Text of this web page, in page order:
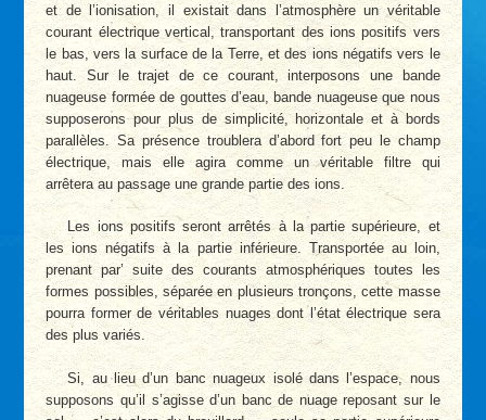
et de l’ionisation, il existait dans l’atmosphère un véritable
courant électrique vertical, transportant des ions positifs vers
le bas, vers la surface de la Terre, et des ions négatifs vers le
haut. Sur le trajet de ce courant, interposons une bande
nuageuse formée de gouttes d’eau, bande nuageuse que nous
supposerons pour plus de simplicité, horizontale et à bords
parallèles. Sa présence troublera d’abord fort peu le champ
électrique, mais elle agira comme un véritable filtre qui
arrêtera au passage une grande partie des ions.
Les ions positifs seront arrêtés à la partie supérieure, et
les ions négatifs à la partie inférieure. Transportée au loin,
prenant par’ suite des courants atmosphériques toutes les
formes possibles, séparée en plusieurs tronçons, cette masse
pourra former de véritables nuages dont l’état électrique sera
des plus variés.
Si, au lieu d’un banc nuageux isolé dans l’espace, nous
supposons qu’il s’agisse d’un banc de nuage reposant sur le